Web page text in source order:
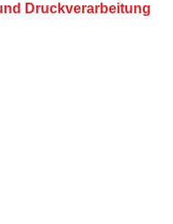
Druckverarbeitung